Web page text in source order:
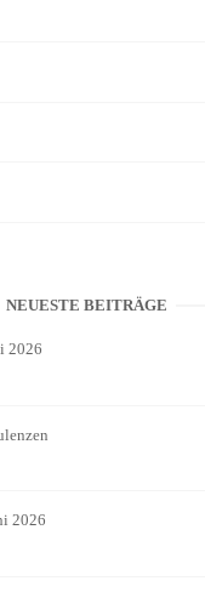
NEUESTE BEITRÄGE
2026
2026